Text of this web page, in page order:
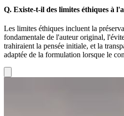
Q. Existe-t-il des limites éthiques à
Les limites éthiques incluent la
fondamentale de l'auteur original,
trahiraient la pensée initiale, et la
adaptée de la formulation lorsque le